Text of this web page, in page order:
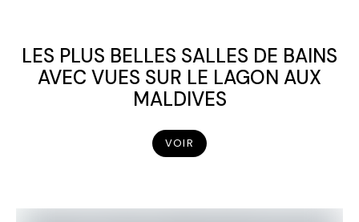
LES PLUS BELLES SALLES DE BAINS
AVEC VUES SUR LE LAGON AUX
MALDIVES
VOIR